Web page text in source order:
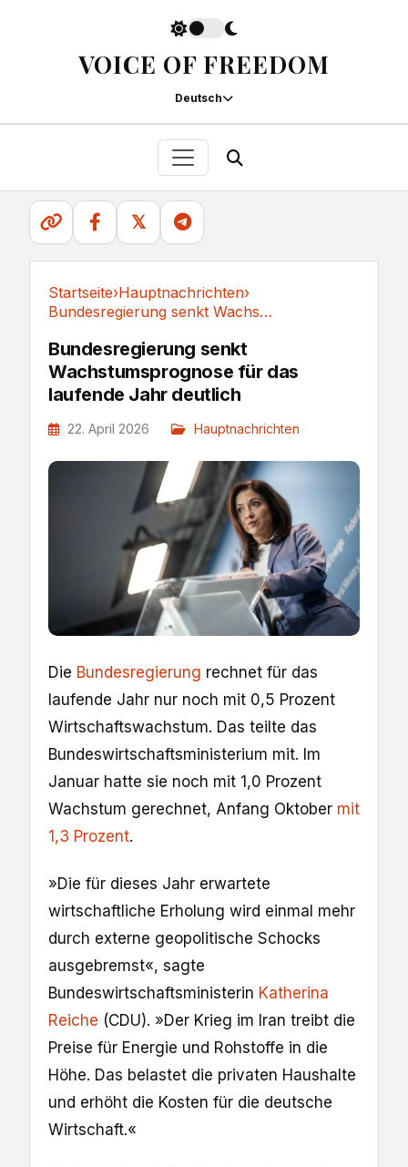
VOICE OF FREEDOM
Deutsch
𝕏
Startseite›Hauptnachrichten›
Bundesregierung senkt Wachstumsprognose für...
Bundesregierung senkt
Wachstumsprognose für das
laufende Jahr deutlich
22. April 2026 Hauptnachrichten
Die Bundesregierung rechnet für das
laufende Jahr nur noch mit 0,5 Prozent
Wirtschaftswachstum. Das teilte das
Bundeswirtschaftsministerium mit. Im
Januar hatte sie noch mit 1,0 Prozent
Wachstum gerechnet, Anfang Oktober mit
1,3 Prozent.
»Die für dieses Jahr erwartete
wirtschaftliche Erholung wird einmal mehr
durch externe geopolitische Schocks
ausgebremst«, sagte
Bundeswirtschaftsministerin Katherina
Reiche (CDU). »Der Krieg im Iran treibt die
Preise für Energie und Rohstoffe in die
Höhe. Das belastet die privaten Haushalte
und erhöht die Kosten für die deutsche
Wirtschaft.«